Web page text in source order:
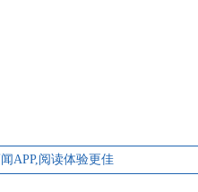
APP,阅读体验更佳